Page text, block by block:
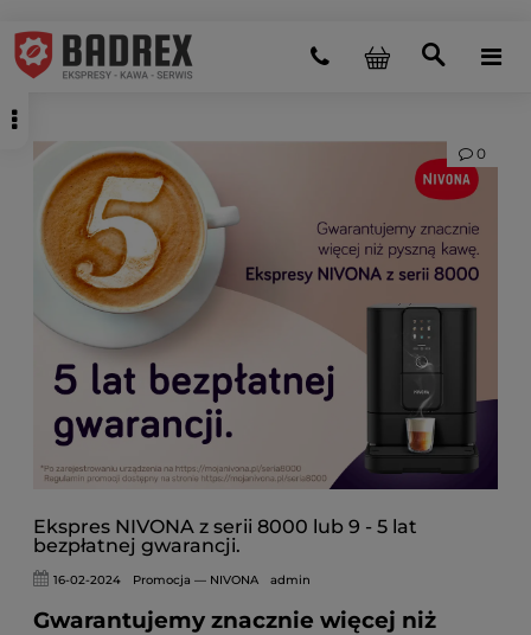
Ekspres NIVONA z serii 8000 lub 9 - 5 lat
bezpłatnej gwarancji.
0
16-02-2024 Promocja — NIVONA admin
Gwarantujemy znacznie więcej niż